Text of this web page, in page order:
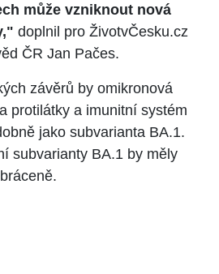
může vzniknout nová
doplnil pro ŽivotvČesku.cz
ČR Jan Pačes.
závěrů by omikronová
protilátky a imunitní systém
jako subvarianta BA.1.
subvarianty BA.1 by měly